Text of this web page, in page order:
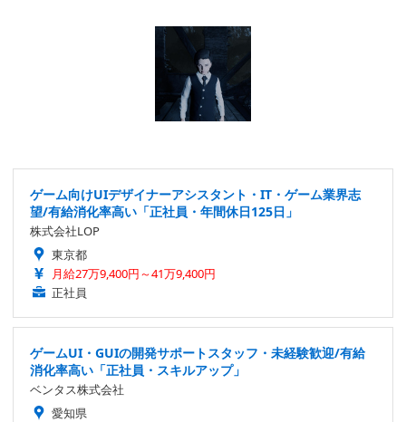
ゲーム向けUIデザイナーアシスタント・IT・ゲーム業界志
望/有給消化率高い「正社員・年間休日125日」
株式会社LOP
東京都
月給27万9,400円～41万9,400円
正社員
ゲームUI・GUIの開発サポートスタッフ・未経験歓迎/有給
消化率高い「正社員・スキルアップ」
ベンタス株式会社
愛知県